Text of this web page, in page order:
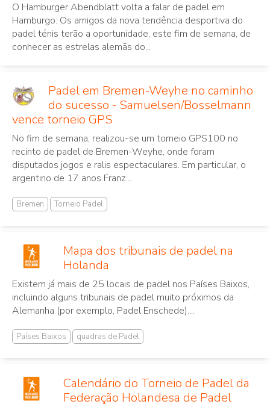
O Hamburger Abendblatt volta a falar de padel em
Hamburgo: Os amigos da nova tendência desportiva do
padel ténis terão a oportunidade, este fim de semana, de
conhecer as estrelas alemãs do...
Padel em Bremen-Weyhe no caminho
do sucesso - Samuelsen/Bosselmann
vence torneio GPS
No fim de semana, realizou-se um torneio GPS100 no
recinto de padel de Bremen-Weyhe, onde foram
disputados jogos e ralis espectaculares. Em particular, o
argentino de 17 anos Franz...
Bremen Torneio Padel
Mapa dos tribunais de padel na
Holanda
Existem já mais de 25 locais de padel nos Países Baixos,
incluindo alguns tribunais de padel muito próximos da
Alemanha (por exemplo, Padel Enschede)....
Países Baixos quadras de Padel
Calendário do Torneio de Padel da
Federação Holandesa de Padel